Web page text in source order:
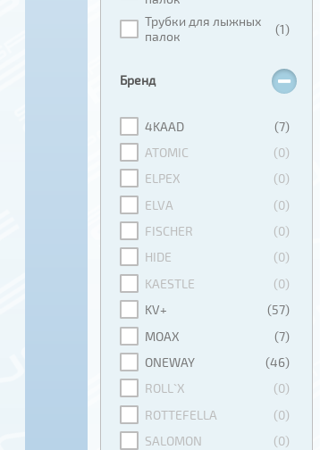
Трубки для лыжных
палок
(1)
Бренд
4KAAD
(7)
ATOMIC
(0)
ELPEX
(0)
ELVA
(0)
FISCHER
(0)
HIDE
(0)
KAESTLE
(0)
KV+
(57)
MOAX
(7)
ONEWAY
(46)
ROLL`X
(0)
ROTTEFELLA
(0)
SALOMON
(0)